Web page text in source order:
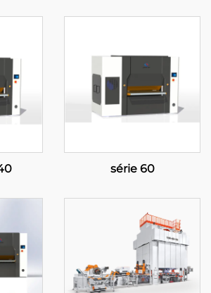
série 60